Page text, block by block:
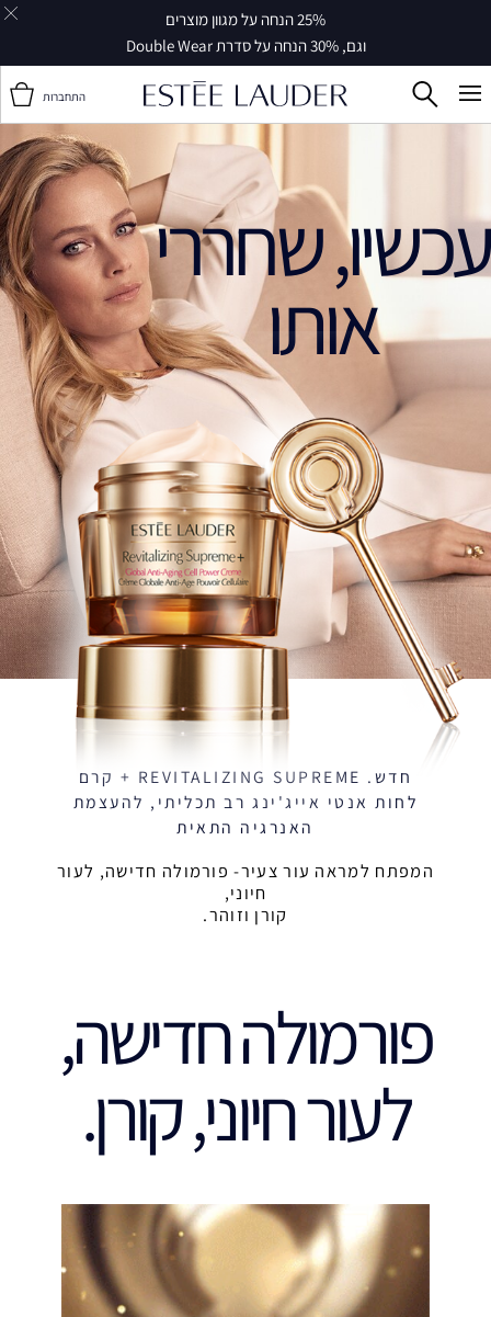
25% הנחה על מגוון מוצרים
וגם, 30% הנחה על סדרת Double Wear
התחברות
עכשיו, שחררי
אותו
חדש. REVITALIZING SUPREME + קרם
לחות אנטי אייג'ינג רב תכליתי, להעצמת
האנרגיה התאית
המפתח למראה עור צעיר- פורמולה חדישה, לעור
חיוני,
קורן וזוהר.
פורמולה חדישה,
לעור חיוני, קורן.